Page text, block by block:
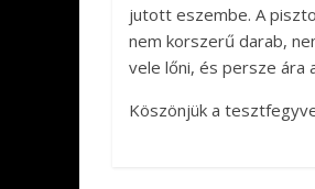
jutott eszembe. A
nem korszerű darab,
vele lőni, és persze ára
Köszönjük a